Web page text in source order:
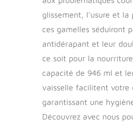
glissement, l’usure et
ces gamelles séduiront
antidérapant et leur
ce soit pour la
capacité de 946 ml et
vaisselle facilitent votre
garantissant une
Découvrez avec nous